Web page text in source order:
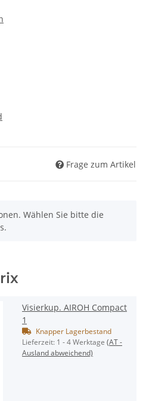
Frage zum Artikel
Wählen Sie bitte die
Visierkup. AIROH Compact
1
Knapper Lagerbestand
Lieferzeit: 1 - 4 Werktage (AT -
Ausland abweichend)